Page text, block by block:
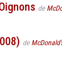
de
de